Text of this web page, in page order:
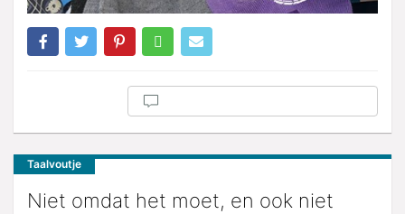
Taalvoutje
Niet omdat het moet, en ook niet